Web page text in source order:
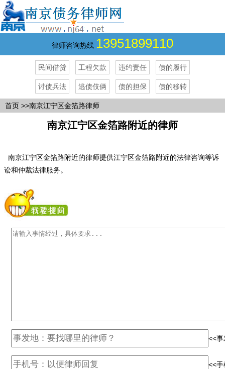
律师咨询热线 13951899110
民间借贷 工程欠款 违约责任 债的履行
讨债兵法 逃债伎俩 债的担保 债的移转
首页 >>南京江宁区金箔路律师
南京江宁区金箔路附近的律师
南京江宁区金箔路附近的律师提供江宁区金箔路附近的法律咨询等诉
讼和仲裁法律服务。
<<
<<